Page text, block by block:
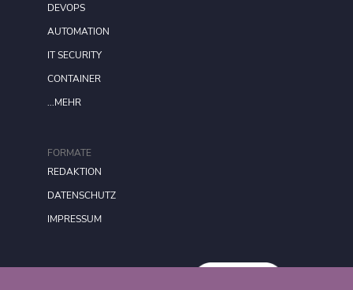
FORMATE
REDAKTION
DATENSCHUTZ
IMPRESSUM
DEVOPS
AUTOMATION
IT SECURITY
CONTAINER
...MEHR